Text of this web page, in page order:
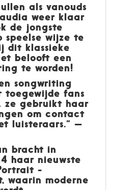
als vanouds
weer klaar
de jongste
speelse wijze te
dit klassieke
belooft een
te worden!
songwriting
toegewijde fans
ze gebruikt haar
om contact
luisteraars.” —
bracht in
haar nieuwste
-
waarin moderne